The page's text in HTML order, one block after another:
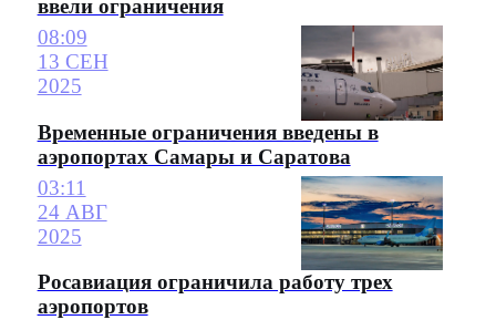
ввели ограничения
08:09
13 СЕН
2025
Временные ограничения введены в
аэропортах Самары и Саратова
03:11
24 АВГ
2025
Росавиация ограничила работу трех
аэропортов